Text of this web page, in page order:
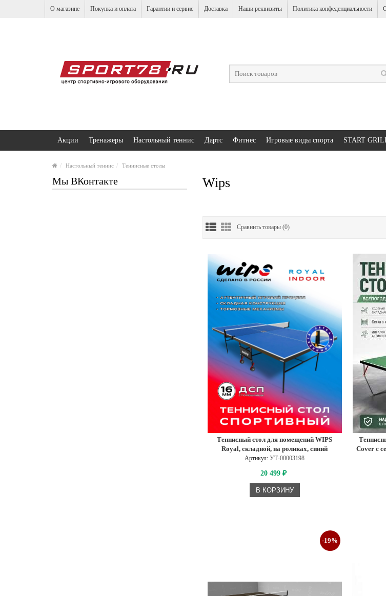
О магазине Покупка и оплата Гарантии и сервис Доставка Наши реквизиты Политика конфеденциальности
Акции Тренажеры Настольный теннис Дартс Фитнес Игровые виды спорта START
Настольный теннис Теннисные столы
Мы ВКонтакте Wips
Сравнить товары (0)
Теннисный стол для помещений WIPS
Royal, складной, на роликах, синий
Артикул:УТ-00003198
20 499₽
В КОРЗИНУ
Cover с
-19%